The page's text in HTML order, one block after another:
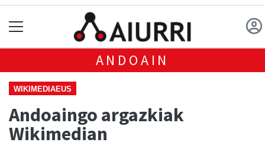
ANDOAIN
WIKIMEDIAEUS
Andoaingo argazkiak
Wikimedian